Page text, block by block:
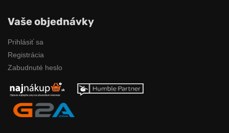
Vaše objednávky
Prihlásiť sa
Registrácia
Zabudnuté heslo